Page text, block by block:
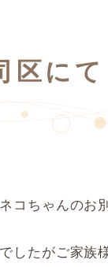
区にて
コちゃんのお
したがご家族